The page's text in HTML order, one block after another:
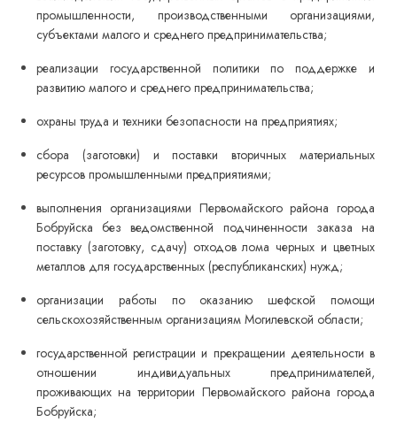
промышленности, производственными организациями,
субъектами малого и среднего предпринимательства;
реализации государственной политики по поддержке и
развитию малого и среднего предпринимательства;
охраны труда и техники безопасности на предприятиях;
сбора (заготовки) и поставки вторичных материальных
ресурсов промышленными предприятиями;
выполнения организациями Первомайского района города
Бобруйска без ведомственной подчиненности заказа на
поставку (заготовку, сдачу) отходов лома черных и цветных
металлов для государственных (республиканских) нужд;
организации работы по оказанию шефской помощи
сельскохозяйственным организациям Могилевской области;
государственной регистрации и прекращении деятельности в
отношении индивидуальных предпринимателей,
проживающих на территории Первомайского района города
Бобруйска;